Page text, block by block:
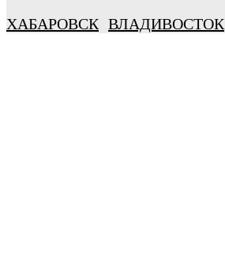
ХАБАРОВСК ВЛАДИВОСТОК